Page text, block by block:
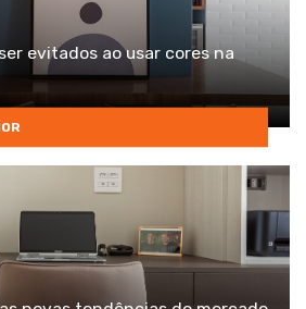
evitados ao usar cores na